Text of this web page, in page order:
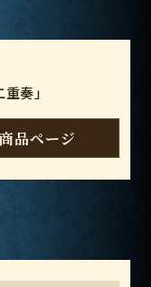
奏」
商品ページ